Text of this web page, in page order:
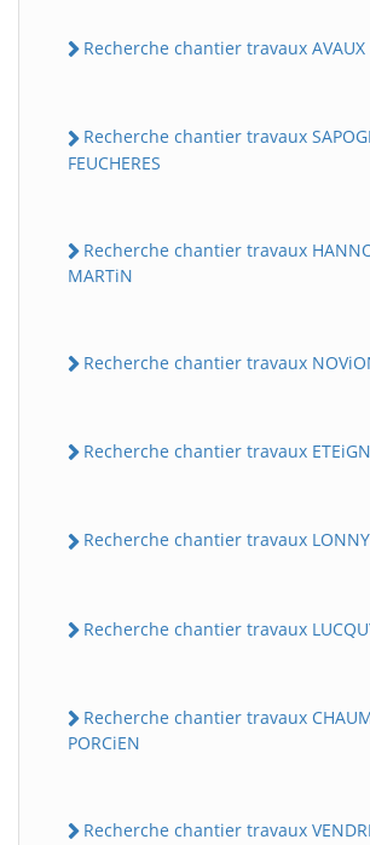
Recherche chantier travaux AVAUX
Recherche chantier travaux
FEUCHERES
Recherche chantier travaux
MARTiN
Recherche chantier travaux
Recherche chantier travaux
Recherche chantier travaux LONNY
Recherche chantier travaux
Recherche chantier travaux
PORCiEN
Recherche chantier travauxBatiWebPro